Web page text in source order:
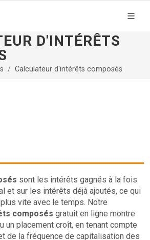
D'INTÉRÊTS
Calculateur d'intérêts composés
sont les intérêts gagnés à la fois
et sur les intérêts déjà ajoutés, ce qui
vite avec le temps. Notre
composés gratuit en ligne montre
un placement croît, en tenant compte
de la fréquence de capitalisation des